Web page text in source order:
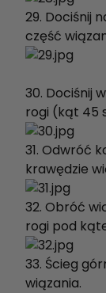
29. Dociśnij
część
30. Dociśnij
rogi (kąt 45
31. Odwróć
krawędzie
32. Obróć
rogi pod
33. Ścieg
wiązania.